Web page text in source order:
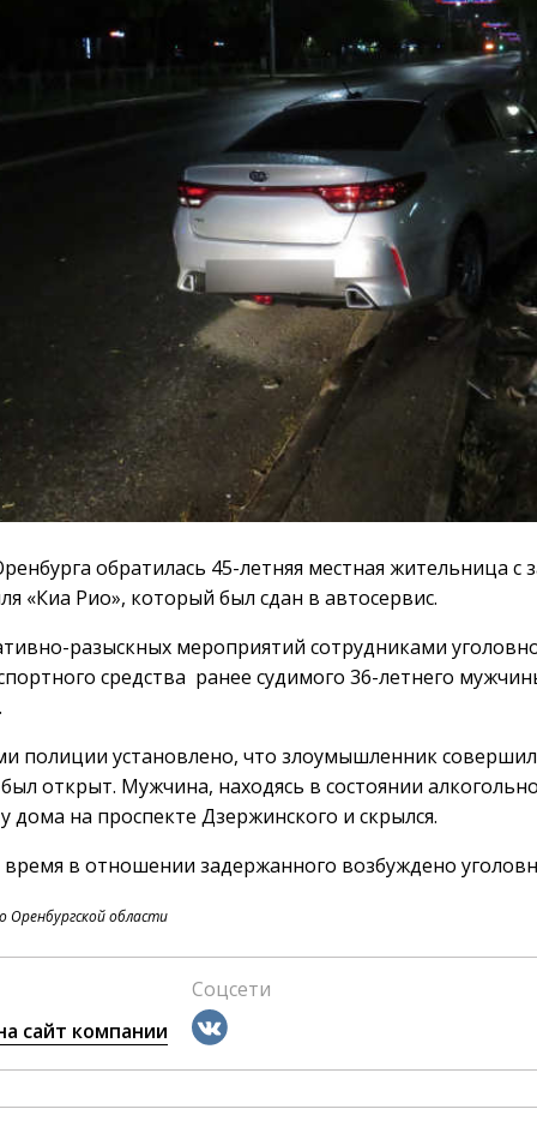
обратилась 45-летняя местная жительница с
«Киа Рио», который был сдан в автосервис.
разыскных мероприятий сотрудниками
средства ранее судимого 36-летнего
полиции установлено, что злоумышленник
открыт. Мужчина, находясь в состоянии
дома на проспекте Дзержинского и скрылся.
в отношении задержанного возбуждено
области
сайт компании
Соцсети